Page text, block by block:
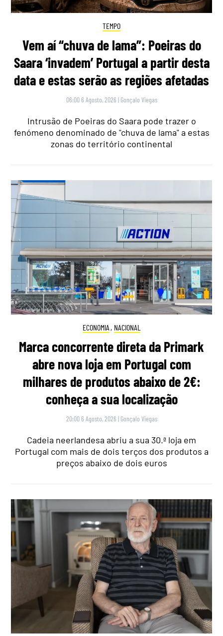
TEMPO
Vem aí “chuva de lama”: Poeiras do
Saara ‘invadem’ Portugal a partir desta
data e estas serão as regiões afetadas
06:00 6 Agosto, 2026 | Gonçalo Viegas
Intrusão de Poeiras do Saara pode trazer o
fenómeno denominado de "chuva de lama" a estas
zonas do território continental
ECONOMIA , NACIONAL
Marca concorrente direta da Primark
abre nova loja em Portugal com
milhares de produtos abaixo de 2€:
conheça a sua localização
20:00 6 Agosto, 2026 | Gonçalo Viegas
Cadeia neerlandesa abriu a sua 30.ª loja em
Portugal com mais de dois terços dos produtos a
preços abaixo de dois euros